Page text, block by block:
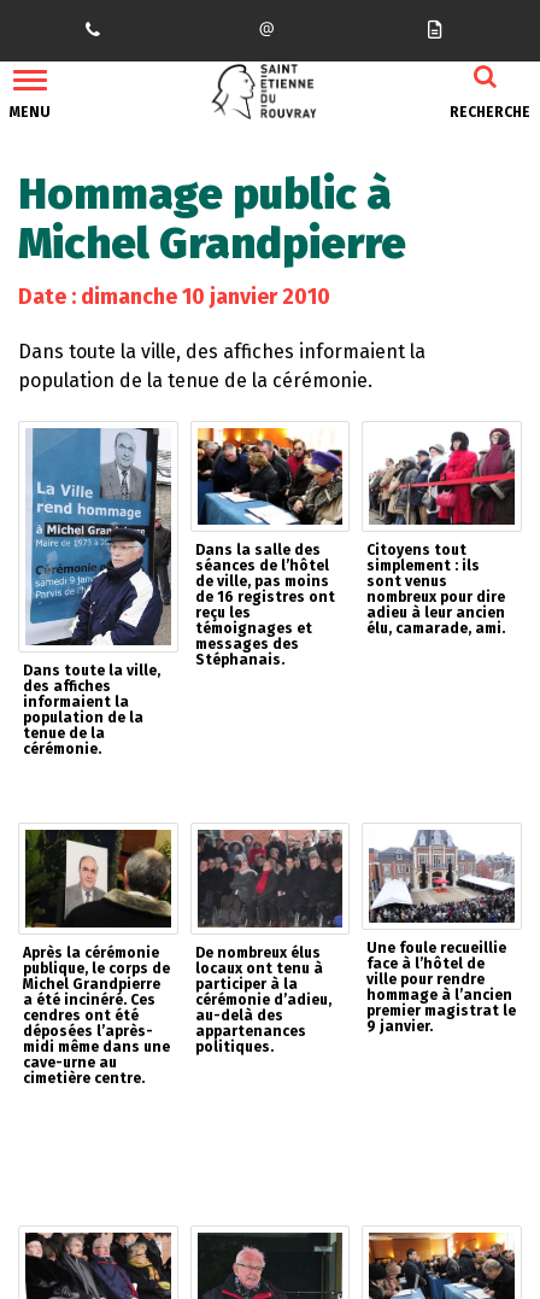
MENU RECHERCHE
Hommage public à
Michel Grandpierre
Date : dimanche 10 janvier 2010
Dans toute la ville, des affiches informaient la
population de la tenue de la cérémonie.
Dans toute la ville,
des affiches
informaient la
population de la
tenue de la
cérémonie.
Dans la salle des
séances de l’hôtel
de ville, pas moins
de 16 registres ont
reçu les
témoignages et
messages des
Stéphanais.
Citoyens tout
simplement : ils
sont venus
nombreux pour dire
adieu à leur ancien
élu, camarade, ami.
Après la cérémonie
publique, le corps de
Michel Grandpierre
a été incinéré. Ces
cendres ont été
déposées l’après-
midi même dans une
cave-urne au
cimetière centre.
De nombreux élus
locaux ont tenu à
participer à la
cérémonie d’adieu,
au-delà des
appartenances
politiques.
Une foule recueillie
face à l’hôtel de
ville pour rendre
hommage à l’ancien
premier magistrat le
9 janvier.